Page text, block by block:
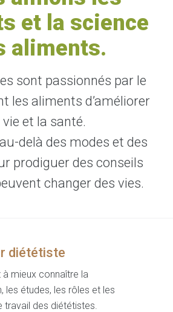
et la science
aliments.
sont passionnés par le
les aliments d’améliorer
vie et la santé.
delà des modes et des
prodiguer des conseils
changer des vies.
diététiste
à mieux connaître la
les études, les rôles et les
travail des diététistes.